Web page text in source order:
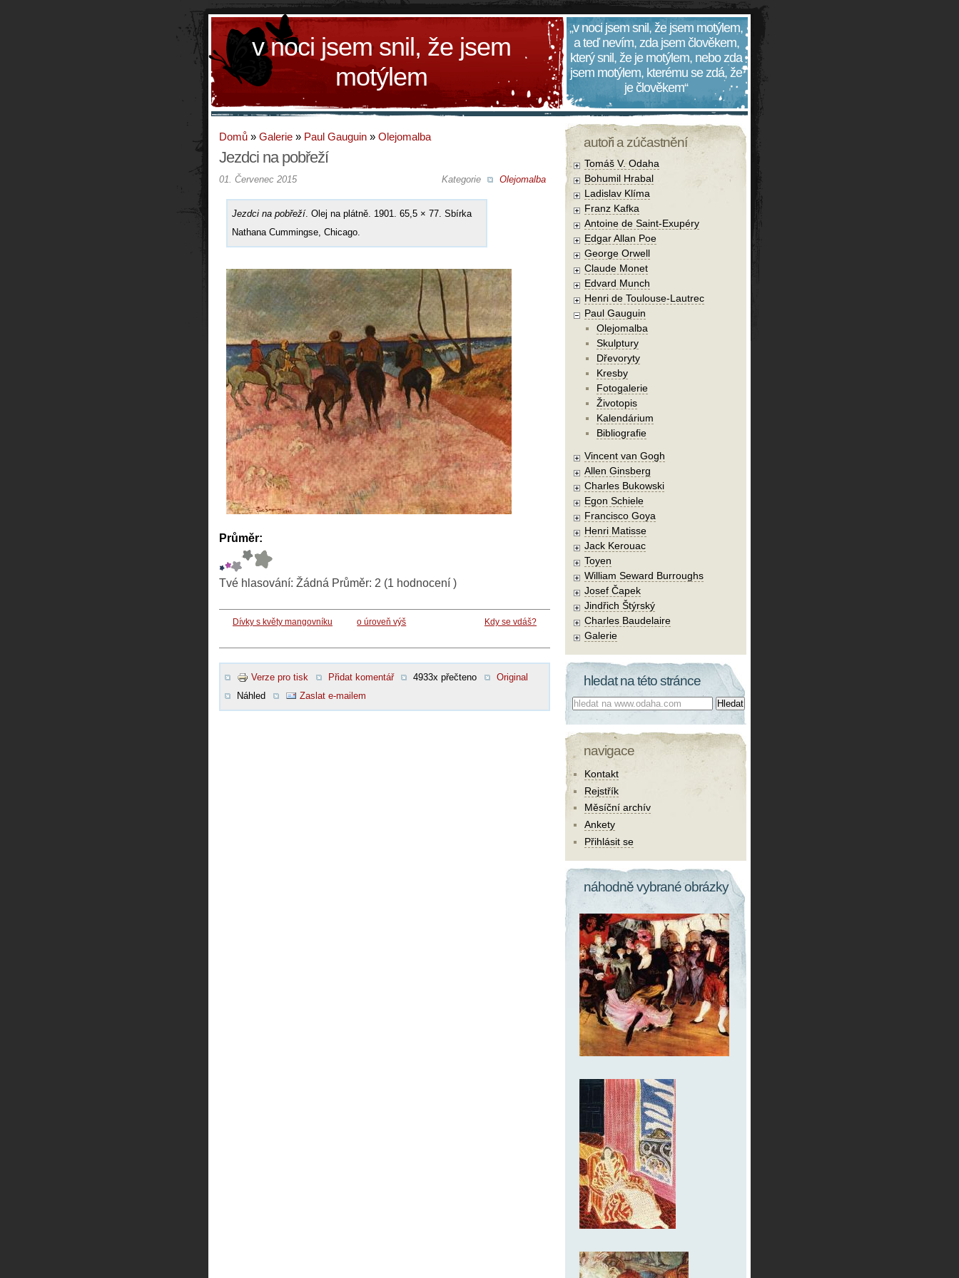
v noci jsem snil, že jsem
motýlem
„v noci jsem snil, že jsem motýlem,
a teď nevím, zda jsem člověkem,
který snil, že je motýlem, nebo zda
jsem motýlem, kterému se zdá, že
je člověkem“
Domů » Galerie » Paul Gauguin » Olejomalba
Jezdci na pobřeží
Kategorie Olejomalba
01. Červenec 2015
Jezdci na pobřeží. Olej na plátně. 1901. 65,5 × 77. Sbírka
Nathana Cummingse, Chicago.
Průměr:
Tvé hlasování: Žádná Průměr: 2 (1 hodnocení )
Dívky s květy mangovníku o úroveň výš Kdy se vdáš?
Verze pro tisk Přidat komentář 4933x přečteno
Original
Náhled
Zaslat e-mailem
autoři a zúčastnění
Tomáš V. Odaha
Bohumil Hrabal
Ladislav Klíma
Franz Kafka
Antoine de Saint-Exupéry
Edgar Allan Poe
George Orwell
Claude Monet
Edvard Munch
Henri de Toulouse-Lautrec
Paul Gauguin
Olejomalba
Skulptury
Dřevoryty
Kresby
Fotogalerie
Životopis
Kalendárium
Bibliografie
Vincent van Gogh
Allen Ginsberg
Charles Bukowski
Egon Schiele
Francisco Goya
Henri Matisse
Jack Kerouac
Toyen
William Seward Burroughs
Josef Čapek
Jindřich Štýrský
Charles Baudelaire
Galerie
hledat na této stránce
Co hledat:
navigace
Kontakt
Rejstřík
Měsíční archív
Ankety
Přihlásit se
náhodně vybrané obrázky